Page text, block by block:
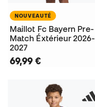
NOUVEAUTÉ
Maillot Fc Bayern Pre-
Match Éxtérieur 2026-
2027
69,99 €